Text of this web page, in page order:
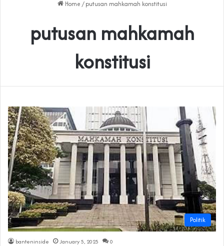
Home / putusan mahkamah konstitusi
putusan mahkamah
konstitusi
Politik
banteninside January 5, 2025 0